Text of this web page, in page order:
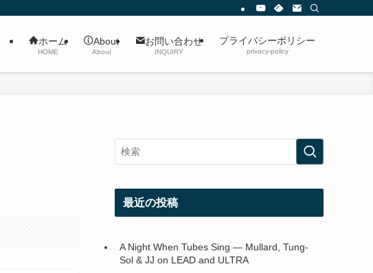
ホーム
HOME
About
About
お問い合わせ
INQUIRY
プライバシーポリシー
privacy-policy
最近の投稿
A Night When Tubes Sing — Mullard, Tung-
Sol & JJ on LEAD and ULTRA